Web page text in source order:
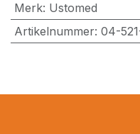
Merk: Ustomed
Artikelnummer: 04-